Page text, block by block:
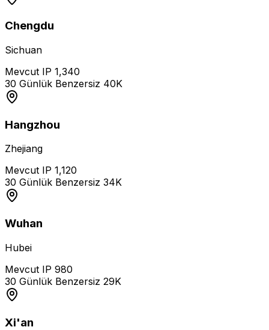
Chengdu
Sichuan
Mevcut IP 1,340
30 Günlük Benzersiz 40K
Hangzhou
Zhejiang
Mevcut IP 1,120
30 Günlük Benzersiz 34K
Wuhan
Hubei
Mevcut IP 980
30 Günlük Benzersiz 29K
Xi'an